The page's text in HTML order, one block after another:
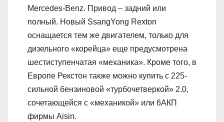
Mercedes-Benz. Привод – задний или
полный. Новый SsangYong Rexton
оснащается тем же двигателем, только для
дизельного «корейца» еще предусмотрена
шестиступенчатая «механика». Кроме того, в
Европе Рекстон также можно купить с 225-
сильной бензиновой «турбочетверкой» 2.0,
сочетающейся с «механикой» или 6АКП
фирмы Aisin.